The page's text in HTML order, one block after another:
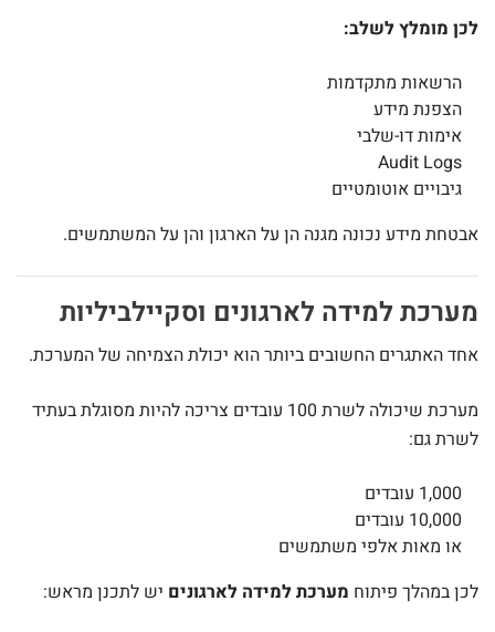
לכן מומלץ לשלב:
הרשאות מתקדמות
הצפנת מידע
אימות דו-שלבי
Audit Logs
גיבויים אוטומטיים
אבטחת מידע נכונה מגנה הן על הארגון והן על המשתמשים.
מערכת למידה לארגונים וסקיילביליות
אחד האתגרים החשובים ביותר הוא יכולת הצמיחה של המערכת.
מערכת שיכולה לשרת 100 עובדים צריכה להיות מסוגלת בעתיד
לשרת גם:
1,000 עובדים
10,000 עובדים
או מאות אלפי משתמשים
לכן במהלך פיתוח מערכת למידה לארגונים יש לתכנן מראש: